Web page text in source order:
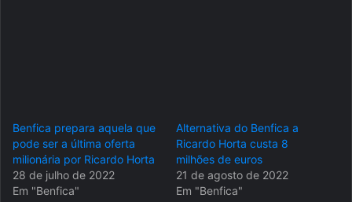
Benfica prepara aquela que
pode ser a última oferta
milionária por Ricardo Horta
28 de julho de 2022
Em "Benfica"
Alternativa do Benfica a
Ricardo Horta custa 8
milhões de euros
21 de agosto de 2022
Em "Benfica"